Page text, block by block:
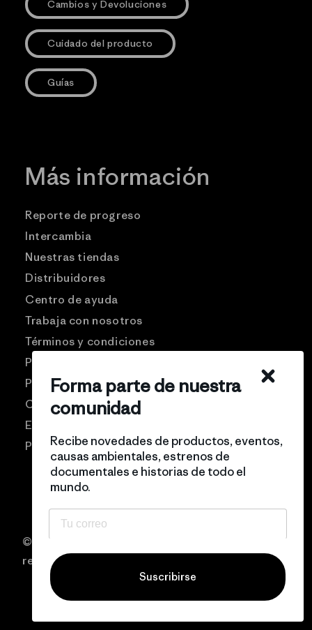
Cambios y Devoluciones
Cuidado del producto
Guías
Más información
Reporte de progreso
Intercambia
Nuestras tiendas
Distribuidores
Centro de ayuda
Trabaja con nosotros
Términos y condiciones
Patagonia USA
Preguntas frecuentes
Comunidad Pro
Eventos
Politicas de privacidad
© 2026 Patagonia Chile Todos los derechos
reservados
Forma parte de nuestra
comunidad
Recibe novedades de productos, eventos,
causas ambientales, estrenos de
documentales e historias de todo el
mundo.
Suscribirse